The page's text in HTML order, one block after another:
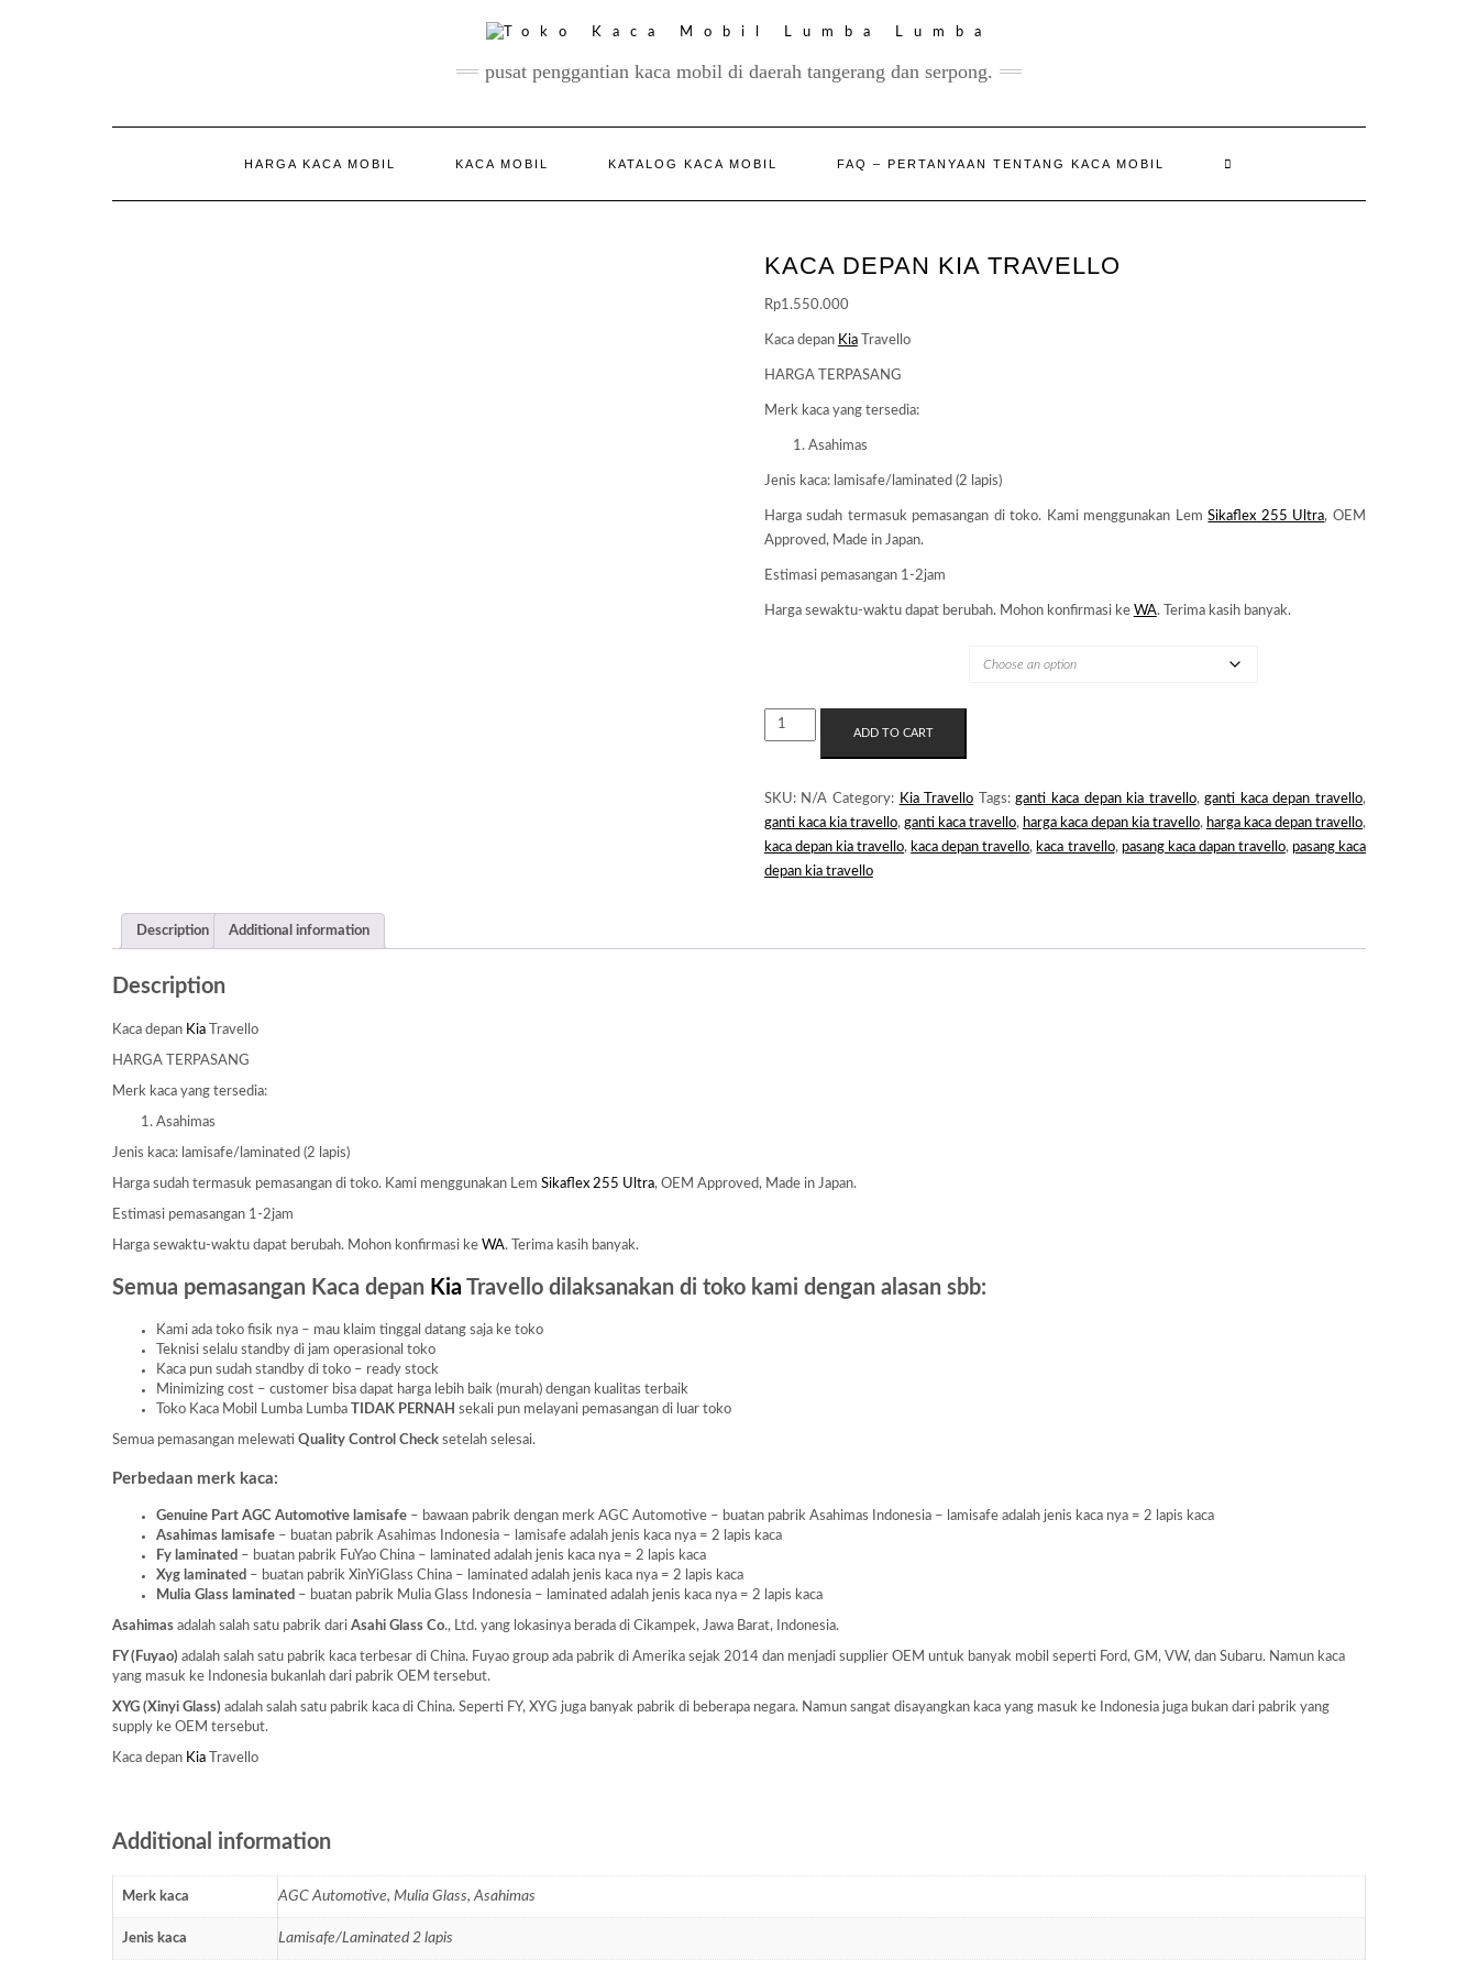
pusat penggantian kaca mobil di daerah tangerang dan serpong.
HARGA KACA MOBIL KACA MOBIL KATALOG KACA MOBIL FAQ – PERTANYAAN TENTANG KACA MOBIL
KACA DEPAN KIA TRAVELLO
Rp1.550.000
Kaca depan KiaTravello
HARGA TERPASANG
Merk kaca yang tersedia:
Asahimas
Jenis kaca: lamisafe/laminated (2 lapis)
Harga sudah termasuk pemasangan di toko. Kami menggunakan LemSikaflex 255 Ultra, OEM
Approved, Made in Japan.
Estimasi pemasangan 1-2jam
Harga sewaktu-waktu dapat berubah. Mohon konfirmasi ke WA. Terima kasih banyak.
KACA
DEPAN
TRAVELLO
QUANTITY
ADD TO CART
SKU: N/A Category: Kia Travello Tags:ganti kaca depan kia travello,ganti kaca depan travello,
ganti kaca kia travello, ganti kaca travello, harga kaca depan kia travello, harga kaca depan travello,
kaca depan kia travello, kaca depan travello, kaca travello, pasang kaca dapan travello, pasang kaca
depan kia travello
Description Additional information
Description
Kaca depan Kia Travello
HARGA TERPASANG
Merk kaca yang tersedia:
Asahimas
Jenis kaca: lamisafe/laminated (2 lapis)
Harga sudah termasuk pemasangan di toko. Kami menggunakan Lem Sikaflex 255 Ultra, OEM Approved, Made in Japan.
Estimasi pemasangan 1-2jam
Harga sewaktu-waktu dapat berubah. Mohon konfirmasi ke WA. Terima kasih banyak.
Semua pemasangan Kaca depan Kia Travello dilaksanakan di toko kami dengan alasan sbb:
Kami ada toko fisik nya – mau klaim tinggal datang saja ke toko
Teknisi selalu standby di jam operasional toko
Kaca pun sudah standby di toko – ready stock
Minimizing cost – customer bisa dapat harga lebih baik (murah) dengan kualitas terbaik
Toko Kaca Mobil Lumba Lumba TIDAK PERNAH sekali pun melayani pemasangan di luar toko
Semua pemasangan melewati Quality Control Check setelah selesai.
Perbedaan merk kaca:
Genuine Part AGC Automotive lamisafe – bawaan pabrik dengan merk AGC Automotive – buatan pabrik Asahimas Indonesia – lamisafe adalah jenis kaca nya = 2 lapis kaca
Asahimas lamisafe – buatan pabrik Asahimas Indonesia – lamisafe adalah jenis kaca nya = 2 lapis kaca
Fy laminated – buatan pabrik FuYao China – laminated adalah jenis kaca nya = 2 lapis kaca
Xyg laminated – buatan pabrik XinYiGlass China – laminated adalah jenis kaca nya = 2 lapis kaca
Mulia Glass laminated – buatan pabrik Mulia Glass Indonesia – laminated adalah jenis kaca nya = 2 lapis kaca
Asahimas adalah salah satu pabrik dari Asahi Glass Co., Ltd. yang lokasinya berada di Cikampek, Jawa Barat, Indonesia.
FY (Fuyao) adalah salah satu pabrik kaca terbesar di China. Fuyao group ada pabrik di Amerika sejak 2014 dan menjadi supplier OEM untuk banyak mobil seperti Ford, GM, VW, dan Subaru. Namun kaca
yang masuk ke Indonesia bukanlah dari pabrik OEM tersebut.
XYG (Xinyi Glass) adalah salah satu pabrik kaca di China. Seperti FY, XYG juga banyak pabrik di beberapa negara. Namun sangat disayangkan kaca yang masuk ke Indonesia juga bukan dari pabrik yang
supply ke OEM tersebut.
Kaca depan Kia Travello
Additional information
Merk kaca AGC Automotive, Mulia Glass, Asahimas
Jenis kaca Lamisafe/Laminated 2 lapis